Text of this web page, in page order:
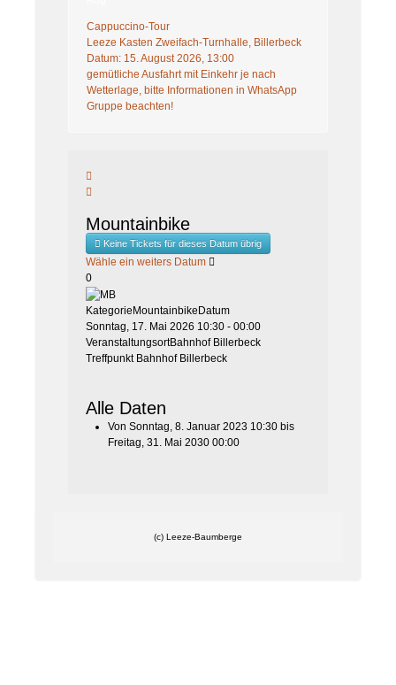
Cappuccino-Tour
Leeze Kasten Zweifach-Turnhalle, Billerbeck
Datum:15. August 2026, 13:00
gemütliche Ausfahrt mit Einkehr je nach
Wetterlage, bitte Informationen in WhatsApp
Gruppe beachten!
Mountainbike
Keine Tickets für dieses Datum übrig
Wähle ein weiters Datum
0
KategorieMountainbikeDatum
Sonntag, 17. Mai 2026 10:30- 00:00
VeranstaltungsortBahnhof Billerbeck
Treffpunkt Bahnhof Billerbeck
Alle Daten
Von Sonntag, 8. Januar 2023 10:30 bis
Freitag, 31. Mai 2030 00:00
(c) Leeze-Baumberge